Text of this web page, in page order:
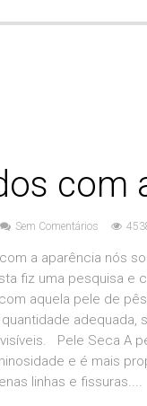
com
Sem Comentários
a aparência nós
fiz uma pesquisa
aquela pele de
Pele Seca A
e é mais
linhas e fissuras....